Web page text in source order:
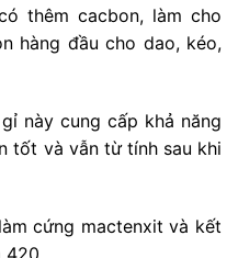
thêm cacbon, làm cho
hàng đầu cho dao, kéo,
này cung cấp khả năng
tốt và vẫn từ tính sau khi
cứng mactenxit và kết